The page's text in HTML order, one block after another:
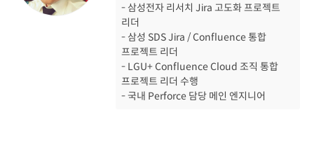
- 삼성전자 리서치 Jira 고도화 프로젝트
리더
- 삼성 SDS Jira / Confluence 통합
프로젝트 리더
- LGU+ Confluence Cloud 조직 통합
프로젝트 리더 수행
- 국내 Perforce 담당 메인 엔지니어